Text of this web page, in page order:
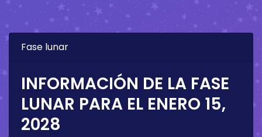
Fase lunar
INFORMACIÓN DE LA FASE
LUNAR PARA EL ENERO 15,
2028